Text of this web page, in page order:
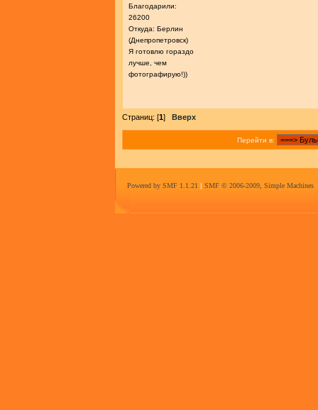
Благодарили:
26200
Откуда: Берлин
(Днепропетровск)
Я готовлю гораздо
лучше, чем
фотографирую!))
Страниц: [1] Вверх
Перейти в:
Powered by SMF 1.1.21 | SMF © 2006-2009, Simple Machines